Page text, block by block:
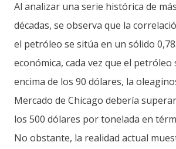
Al analizar una serie histórica de
décadas, se observa que la
el petróleo se sitúa en un sólido
económica, cada vez que el
encima de los 90 dólares, la
Mercado de Chicago debería
los 500 dólares por tonelada en
No obstante, la realidad actual